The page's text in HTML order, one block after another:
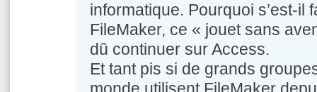
informatique. Pourquoi s’est-il
FileMaker, ce « jouet sans
dû continuer sur Access.
Et tant pis si de grands